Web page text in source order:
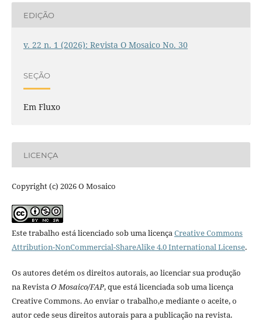
EDIÇÃO
v. 22 n. 1 (2026): Revista O Mosaico No. 30
SEÇÃO
Em Fluxo
LICENÇA
Copyright (c) 2026 O Mosaico
Este trabalho está licenciado sob uma licençaCreative Commons
Attribution-NonCommercial-ShareAlike 4.0 International License.
Os autores detém os direitos autorais, ao licenciar sua produção
na RevistaO Mosaico/FAP, que está licenciada sob uma licença
Creative Commons. Ao enviar o trabalho,e mediante o aceite, o
autor cede seus direitos autorais para a publicação na revista.